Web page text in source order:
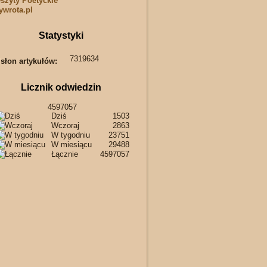
Statystyki
artykułów: 7319634
Licznik odwiedzin
4597057
Dziś
1503
Wczoraj
2863
W tygodniu
23751
W miesiącu
29488
Łącznie
4597057